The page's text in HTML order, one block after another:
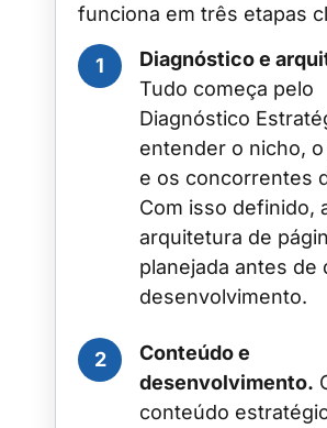
funciona em três etapas
Diagnóstico e
Tudo começa pelo
Diagnóstico
entender o nicho,
e os concorrentes
Com isso definido,
arquitetura de
planejada antes de
desenvolvimento.
Conteúdo e
desenvolvimento.
conteúdo